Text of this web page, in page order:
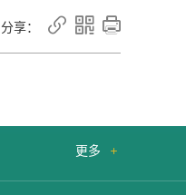
分享：   
更多 